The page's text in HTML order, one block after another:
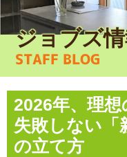
ジョブズ
STAFF BLOG
2026年、理想
失敗しない「
の立て方